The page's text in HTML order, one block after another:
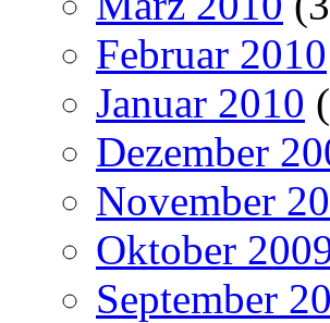
Februar 2010
Januar 2010
Dezember
November
Oktober
September